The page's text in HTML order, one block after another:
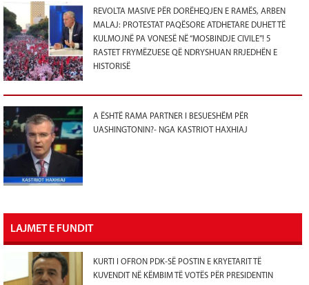
REVOLTA MASIVE PËR DORËHEQJEN E RAMËS, ARBEN
MALAJ: PROTESTAT PAQËSORE ATDHETARE DUHET TË
KULMOJNË PA VONESË NË “MOSBINDJE CIVILE”! 5
RASTET FRYMËZUESE QË NDRYSHUAN RRJEDHËN E
HISTORISË
A ËSHTË RAMA PARTNER I BESUESHËM PËR
UASHINGTONIN?- NGA KASTRIOT HAXHIAJ
LAJMET E FUNDIT
KURTI I OFRON PDK-SË POSTIN E KRYETARIT TË
KUVENDIT NË KËMBIM TË VOTËS PËR PRESIDENTIN